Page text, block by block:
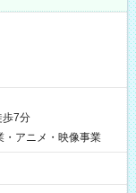
歩7分
・アニメ・映像事業